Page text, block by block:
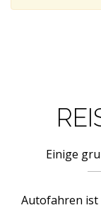
Einige
Autofahren ist